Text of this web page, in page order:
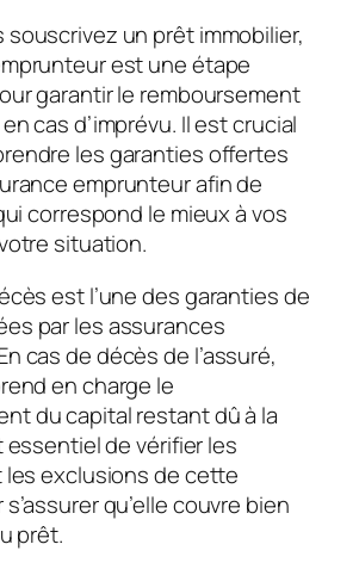
souscrivez un prêt immobilier,
est une étape
garantir le remboursement
cas d’imprévu. Il est crucial
les garanties offertes
emprunteur afin de
correspond le mieux à vos
situation.
est l’une des garanties de
par les assurances
cas de décès de l’assuré,
en charge le
du capital restant dû à la
essentiel de vérifier les
exclusions de cette
qu’elle couvre bien
prêt.